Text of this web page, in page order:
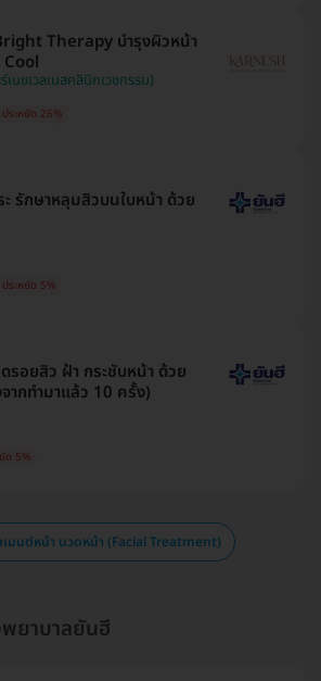
Therapy บำรุงผิวหน้า
นชเวลเนสคลินิกเวชกรรม)
ประหยัด 26%
รักษาหลุมสิวบนใบหน้า ด้วย
ประหยัด 5%
รอยสิว ฝ้า กระชับหน้า ด้วย
กทำมาแล้ว 10 ครั้ง)
ด 5%
มนต์หน้า นวดหน้า (Facial Treatment)
ยาบาลยันฮี